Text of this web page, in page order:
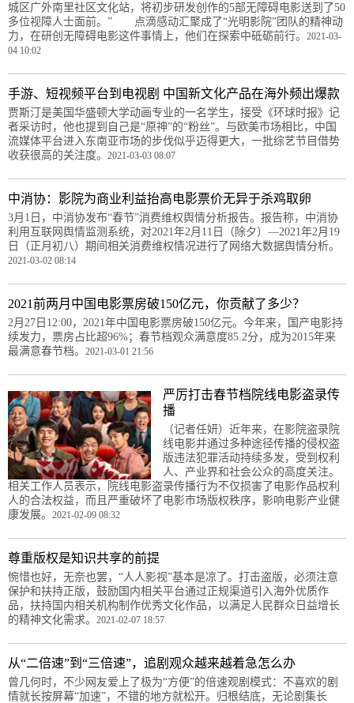
城区广外南里社区文化站，将初步研发创作的5部无障碍电影送到了50
多位视障人士面前。” 点滴感动汇聚成了“光明影院”团队的精神动
力，在研创无障碍电影这件事情上，他们在探索中砥砺前行。 2021-03-
04 10:02
手游、短视频平台到电视剧 中国新文化产品在海外频出爆款
贾斯汀是美国华盛顿大学动画专业的一名学生，接受《环球时报》记
者采访时，他也提到自己是“原神”的“粉丝”。与欧美市场相比，中国
流媒体平台进入东南亚市场的步伐似乎迈得更大，一批综艺节目借势
收获很高的关注度。 2021-03-03 08:07
中消协：影院为商业利益抬高电影票价无异于杀鸡取卵
3月1日，中消协发布“春节”消费维权舆情分析报告。报告称，中消协
利用互联网舆情监测系统，对2021年2月11日（除夕）—2021年2月19
日（正月初八）期间相关消费维权情况进行了网络大数据舆情分析。
2021-03-02 08:14
2021前两月中国电影票房破150亿元，你贡献了多少？
2月27日12:00，2021年中国电影票房破150亿元。今年来，国产电影持
续发力，票房占比超96%；春节档观众满意度85.2分，成为2015年来
最满意春节档。 2021-03-01 21:56
严厉打击春节档院线电影盗录传
播
（记者任妍）近年来，在影院盗录院
线电影并通过多种途径传播的侵权盗
版违法犯罪活动持续多发，受到权利
人、产业界和社会公众的高度关注。
相关工作人员表示，院线电影盗录传播行为不仅损害了电影作品权利
人的合法权益，而且严重破坏了电影市场版权秩序，影响电影产业健
康发展。 2021-02-09 08:32
尊重版权是知识共享的前提
惋惜也好，无奈也罢，“人人影视”基本是凉了。打击盗版，必须注意
保护和扶持正版，鼓励国内相关平台通过正规渠道引入海外优质作
品，扶持国内相关机构制作优秀文化作品，以满足人民群众日益增长
的精神文化需求。 2021-02-07 18:57
从“二倍速”到“三倍速”，追剧观众越来越着急怎么办
曾几何时，不少网友爱上了极为“方便”的倍速观剧模式：不喜欢的剧
情就长按屏幕“加速”，不错的地方就松开。归根结底，无论剧集长